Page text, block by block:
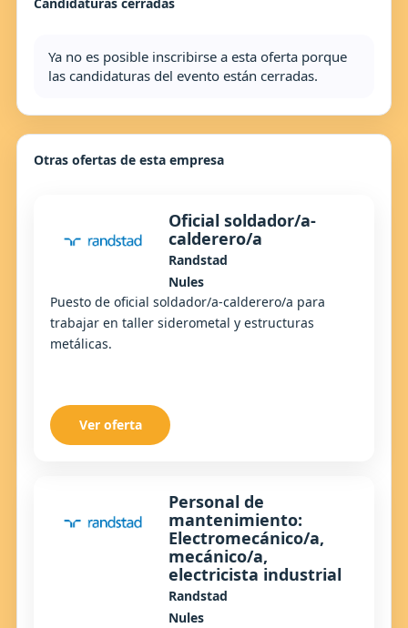
Ya no es posible inscribirse a esta oferta porque
las candidaturas del evento están cerradas.
Otras ofertas de esta empresa
Oficial soldador/a-
calderero/a
Randstad
Nules
Puesto de oficial soldador/a-calderero/a para
trabajar en taller siderometal y estructuras
metálicas.
Ver oferta
Personal de
mantenimiento:
Electromecánico/a,
mecánico/a,
electricista industrial
Randstad
Nules